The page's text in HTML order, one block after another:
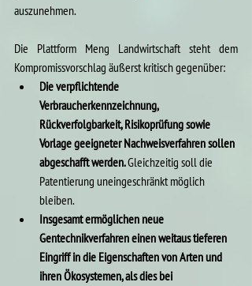
auszunehmen.
Die Plattform Meng Landwirtschaft steht dem
Kompromissvorschlag äußerst kritisch gegenüber:
Die verpflichtende
Verbraucherkennzeichnung,
Rückverfolgbarkeit, Risikoprüfung sowie
Vorlage geeigneter Nachweisverfahren sollen
abgeschafft werden. Gleichzeitig soll die
Patentierung uneingeschränkt möglich
bleiben.
Insgesamt ermöglichen neue
Gentechnikverfahren einen weitaus tieferen
Eingriff in die Eigenschaften von Arten und
ihren Ökosystemen, als dies bei